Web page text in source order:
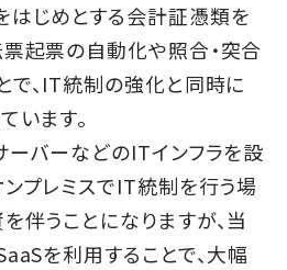
はじめとする会計証憑類を
票起票の自動化や照合・突合
で、IT統制の強化と同時に
います。
ーバーなどのITインフラを設
プレミスでIT統制を行う場
伴うことになりますが、当
を利用することで、大幅